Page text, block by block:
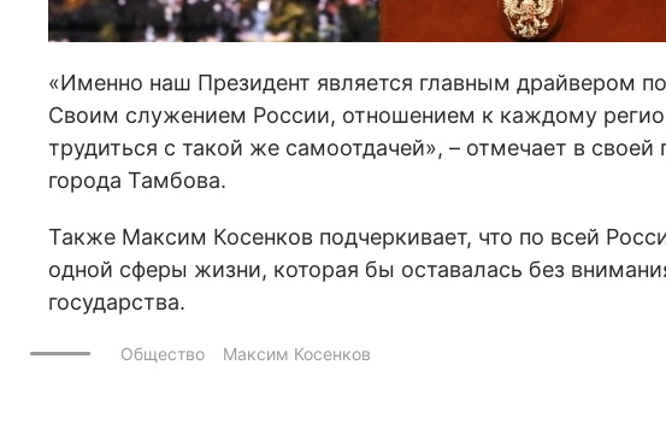
«Именно наш Президент является главным драйвером
Своим служением России, отношением к каждому
трудиться с такой же самоотдачей», – отмечает в
города Тамбова.
Также Максим Косенков подчеркивает, что по всей
одной сферы жизни, которая бы оставалась без
государства.
Общество Максим Косенков